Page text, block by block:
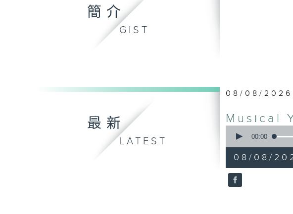
簡介
GIST
最新
LATEST
08/08/2026
Musical
seconds
55
minutes,
0
seconds
90%
00:00
08/08/